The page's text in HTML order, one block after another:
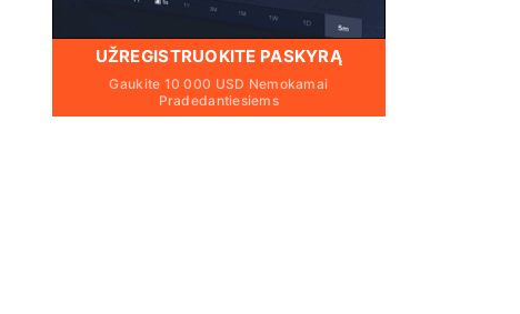
UŽREGISTRUOKITE PASKYRĄ
Gaukite 10 000 USD Nemokamai
Pradedantiesiems